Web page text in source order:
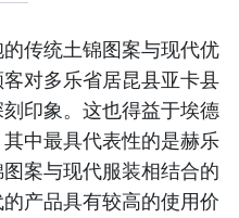
传统土锦图案与现代优
对多乐省居昆县亚卡县
印象。这也得益于埃德
中最具代表性的是赫乐
案与现代服装相结合的
产品具有较高的使用价